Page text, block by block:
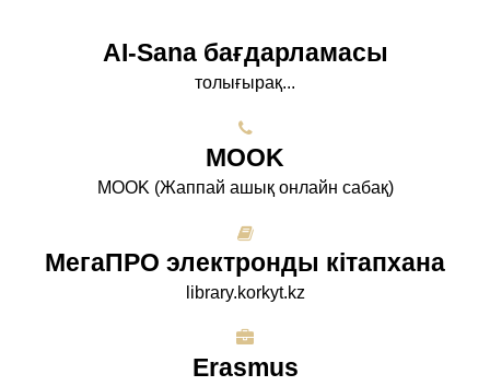
AI-Sana бағдарламасы
толығырақ...
МООK
МООK (Жаппай ашық онлайн сабақ)
МегаПРО электронды кітапхана
library.korkyt.kz
Erasmus